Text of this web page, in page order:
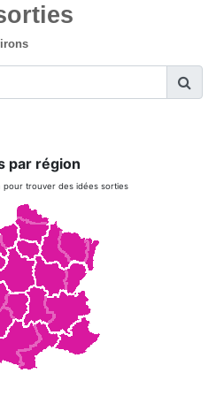
par région
pour trouver des idées sorties